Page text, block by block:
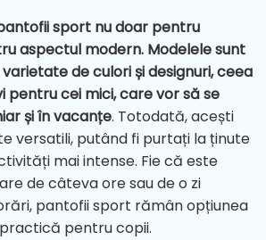
sport nu doar pentru
aspectul modern. Modelele sunt
de culori și designuri, ceea
pentru cei mici, care vor să se
și în vacanțe. Totodată, acești
versatili, putând fi purtați la ținute
mai intense. Fie că este
de câteva ore sau de o zi
pantofii sport rămân opțiunea
pentru copii.